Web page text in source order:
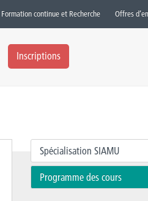
Formation continue et Recherche Offres
Inscriptions
Spécialisation SIAMU
Programme des cours